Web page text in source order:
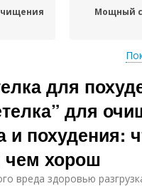
Мощный
Салаты из
Греческий
для
для
и похудения:
чем хорош
вреда здоровью